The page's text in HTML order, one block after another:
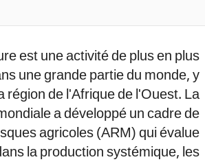
est une activité de plus en
une grande partie du
région de l'Afrique de l'Ouest.
mondiale a développé un cadre
agricoles (ARM) qui
dans la production systémique,